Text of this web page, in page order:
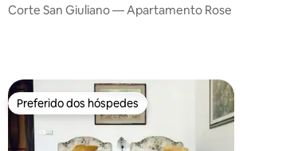
à
Corte San Giuliano — Apartamento Rose
Preferido dos hóspedes
Preferido dos hóspedes